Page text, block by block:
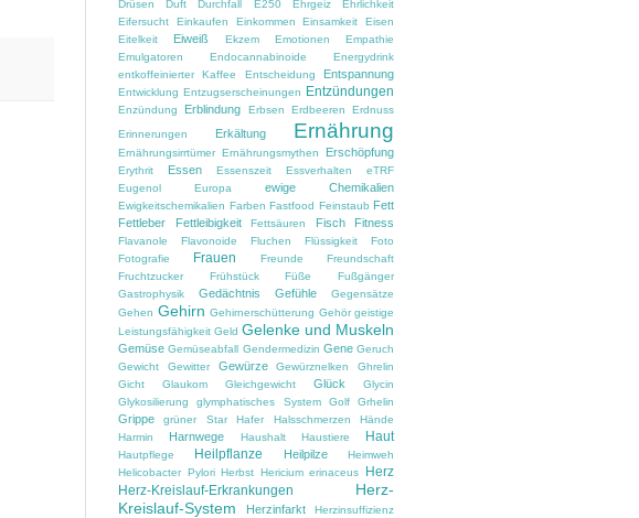
Drüsen
Duft Durchfall E250 Ehrgeiz
Ehrlichkeit
Eifersucht
Einkaufen Einkommen Einsamkeit
Eisen
Eitelkeit
Eiweiß Ekzem Emotionen
Empathie
Emulgatoren
Endocannabinoide
Energydrink
entkoffeinierter Kaffee
Entscheidung Entspannung
Entwicklung Entzugserscheinungen Entzündungen
Enzündung Erblindung Erbsen Erdbeeren
Erdnuss
Erinnerungen
Erkältung Ernährung
Ernährungsirrtümer Ernährungsmythen Erschöpfung
Erythrit Essen Essenszeit Essverhalten
eTRF
Eugenol
Europa ewige Chemikalien
Ewigkeitschemikalien Farben Fastfood Feinstaub Fett
Fettleber
Fettleibigkeit Fettsäuren Fisch Fitness
Flavanole Flavonoide Fluchen Flüssigkeit
Foto
Fotografie
Frauen Freunde
Freundschaft
Fruchtzucker
Frühstück Füße
Fußgänger
Gastrophysik
Gedächtnis Gefühle
Gegensätze
Gehen Gehirn Gehirnerschütterung Gehör geistige
Leistungsfähigkeit Geld Gelenke und Muskeln
Gemüse Gemüseabfall Gendermedizin Gene Geruch
Gewicht
Gewitter Gewürze Gewürznelken
Ghrelin
Gicht
Glaukom Gleichgewicht Glück
Glycin
Glykosilierung
glymphatisches System Golf Grhelin
Grippe grüner Star Hafer Halsschmerzen
Hände
Harmin
Harnwege Haushalt Haustiere Haut
Hautpflege Heilpflanze Heilpilze
Heimweh
Helicobacter Pylori Herbst Hericium erinaceus
Herz
Herz-Kreislauf-Erkrankungen
Herz-
Kreislauf-System
Herzinfarkt Herzinsuffizienz